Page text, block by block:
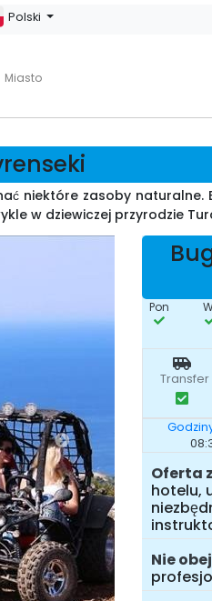
Miasto
Polski
niektóre zasoby naturalne.
w dziewiczej przyrodzie
Pon
Transfer
Oferta
hotelu,
Nie